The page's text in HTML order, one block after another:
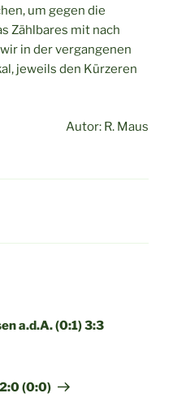
um gegen die
Zählbares mit nach
in der vergangenen
jeweils den Kürzeren
Autor: R. Maus
a.d.A. (0:1) 3:3
2:0 (0:0)